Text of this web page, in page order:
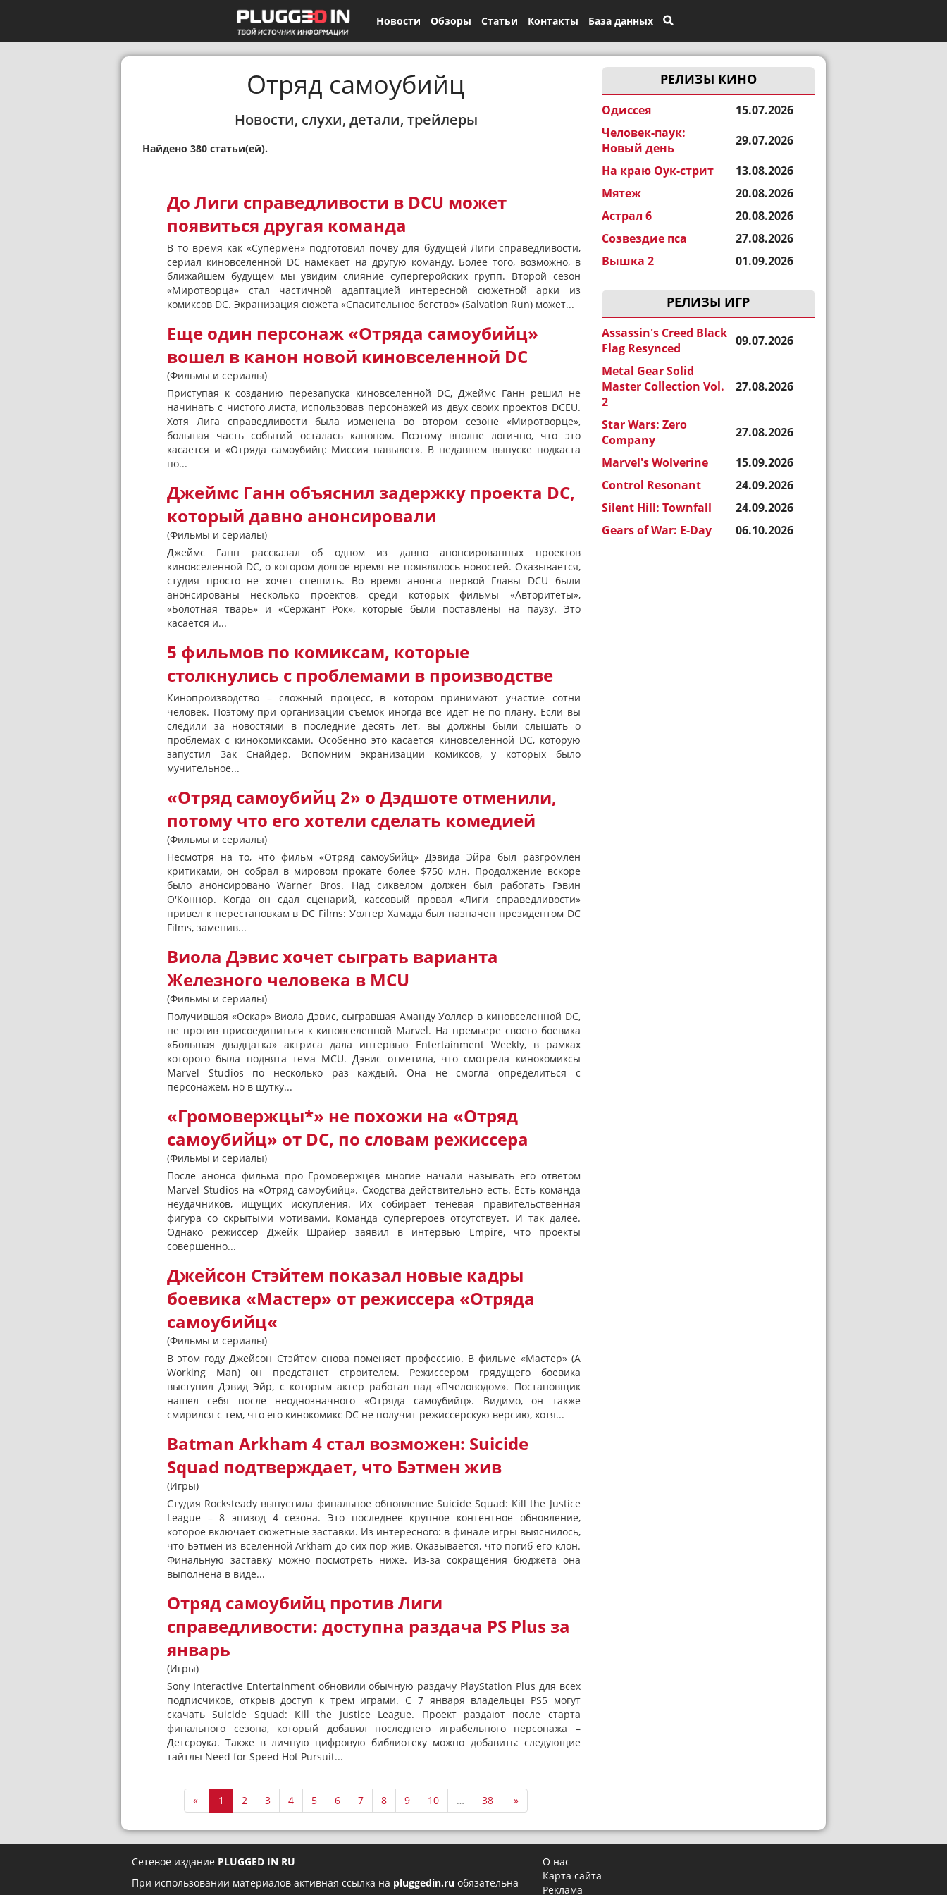
Новости Обзоры Статьи Контакты База данных
РЕЛИЗЫ КИНО
Одиссея
15.07.2026
Человек-паук:
Новый день
29.07.2026
На краю Оук-стрит
13.08.2026
Мятеж
20.08.2026
Астрал 6
20.08.2026
Созвездие пса
27.08.2026
Вышка 2
01.09.2026
РЕЛИЗЫ ИГР
Assassin's Creed Black
Flag Resynced
09.07.2026
Metal Gear Solid
Master Collection Vol.
2
27.08.2026
Star Wars: Zero
Company
27.08.2026
Marvel's Wolverine
15.09.2026
Control Resonant
24.09.2026
Silent Hill: Townfall
24.09.2026
Gears of War: E-Day
06.10.2026
Отряд самоубийц
Новости, слухи, детали, трейлеры
Найдено 380 статьи(ей).
До Лиги справедливости в DCU может
появиться другая команда
В то время как «Супермен» подготовил почву для будущей Лиги справедливости,
сериал киновселенной DC намекает на другую команду. Более того, возможно, в
ближайшем будущем мы увидим слияние супергеройских групп. Второй сезон
«Миротворца» стал частичной адаптацией интересной сюжетной арки из
комиксов DC. Экранизация сюжета «Спасительное бегство» (Salvation Run) может...
Еще один персонаж «Отряда самоубийц»
вошел в канон новой киновселенной DC
(Фильмы и сериалы)
Приступая к созданию перезапуска киновселенной DC, Джеймс Ганн решил не
начинать с чистого листа, использовав персонажей из двух своих проектов DCEU.
Хотя Лига справедливости была изменена во втором сезоне «Миротворце»,
большая часть событий осталась каноном. Поэтому вполне логично, что это
касается и «Отряда самоубийц: Миссия навылет». В недавнем выпуске подкаста
по...
Джеймс Ганн объяснил задержку проекта DC,
который давно анонсировали
(Фильмы и сериалы)
Джеймс Ганн рассказал об одном из давно анонсированных проектов
киновселенной DC, о котором долгое время не появлялось новостей. Оказывается,
студия просто не хочет спешить. Во время анонса первой Главы DCU были
анонсированы несколько проектов, среди которых фильмы «Авторитеты»,
«Болотная тварь» и «Сержант Рок», которые были поставлены на паузу. Это
касается и...
5 фильмов по комиксам, которые
столкнулись с проблемами в производстве
Кинопроизводство – сложный процесс, в котором принимают участие сотни
человек. Поэтому при организации съемок иногда все идет не по плану. Если вы
следили за новостями в последние десять лет, вы должны были слышать о
проблемах с кинокомиксами. Особенно это касается киновселенной DC, которую
запустил Зак Снайдер. Вспомним экранизации комиксов, у которых было
мучительное...
«Отряд самоубийц 2» о Дэдшоте отменили,
потому что его хотели сделать комедией
(Фильмы и сериалы)
Несмотря на то, что фильм «Отряд самоубийц» Дэвида Эйра был разгромлен
критиками, он собрал в мировом прокате более $750 млн. Продолжение вскоре
было анонсировано Warner Bros. Над сиквелом должен был работать Гэвин
О'Коннор. Когда он сдал сценарий, кассовый провал «Лиги справедливости»
привел к перестановкам в DC Films: Уолтер Хамада был назначен президентом DC
Films, заменив...
Виола Дэвис хочет сыграть варианта
Железного человека в MCU
(Фильмы и сериалы)
Получившая «Оскар» Виола Дэвис, сыгравшая Аманду Уоллер в киновселенной DC,
не против присоединиться к киновселенной Marvel. На премьере своего боевика
«Большая двадцатка» актриса дала интервью Entertainment Weekly, в рамках
которого была поднята тема MCU. Дэвис отметила, что смотрела кинокомиксы
Marvel Studios по несколько раз каждый. Она не смогла определиться с
персонажем, но в шутку...
«Громовержцы*» не похожи на «Отряд
самоубийц» от DC, по словам режиссера
(Фильмы и сериалы)
После анонса фильма про Громовержцев многие начали называть его ответом
Marvel Studios на «Отряд самоубийц». Сходства действительно есть. Есть команда
неудачников, ищущих искупления. Их собирает теневая правительственная
фигура со скрытыми мотивами. Команда супергероев отсутствует. И так далее.
Однако режиссер Джейк Шрайер заявил в интервью Empire, что проекты
совершенно...
Джейсон Стэйтем показал новые кадры
боевика «Мастер» от режиссера «Отряда
самоубийц«
(Фильмы и сериалы)
В этом году Джейсон Стэйтем снова поменяет профессию. В фильме «Мастер» (A
Working Man) он предстанет строителем. Режиссером грядущего боевика
выступил Дэвид Эйр, с которым актер работал над «Пчеловодом». Постановщик
нашел себя после неоднозначного «Отряда самоубийц». Видимо, он также
смирился с тем, что его кинокомикс DC не получит режиссерcкую версию, хотя...
Batman Arkham 4 стал возможен: Suicide
Squad подтверждает, что Бэтмен жив
(Игры)
Студия Rocksteady выпустила финальное обновление Suicide Squad: Kill the Justice
League – 8 эпизод 4 сезона. Это последнее крупное контентное обновление,
которое включает сюжетные заставки. Из интересного: в финале игры выяснилось,
что Бэтмен из вселенной Arkham до сих пор жив. Оказывается, что погиб его клон.
Финальную заставку можно посмотреть ниже. Из-за сокращения бюджета она
выполнена в виде...
Отряд самоубийц против Лиги
справедливости: доступна раздача PS Plus за
январь
(Игры)
Sony Interactive Entertainment обновили обычную раздачу PlayStation Plus для всех
подписчиков, открыв доступ к трем играми. С 7 января владельцы PS5 могут
скачать Suicide Squad: Kill the Justice League. Проект раздают после старта
финального сезона, который добавил последнего играбельного персонажа –
Детсроука. Также в личную цифровую библиотеку можно добавить: следующие
тайтлы Need for Speed Hot Pursuit...
« 1 2 3 4 5 6 7 8 9 10 … 38 »
Сетевое издание PLUGGED IN RU
При использовании материалов активная ссылка на pluggedin.ru обязательна
О нас
Карта сайта
Реклама